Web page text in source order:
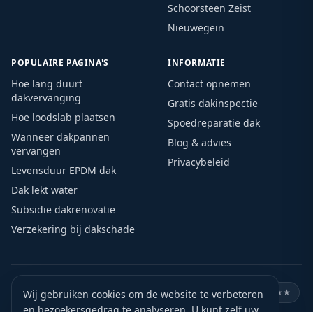
Schoorsteen Zeist
Nieuwegein
POPULAIRE PAGINA'S
Hoe lang duurt
dakvervanging
Hoe loodslab plaatsen
Wanneer dakpannen
vervangen
Levensduur EPDM dak
Dak lekt water
Subsidie dakrenovatie
Verzekering bij dakschade
INFORMATIE
Contact opnemen
Gratis dakinspectie
Spoedreparatie dak
Blog & advies
Privacybeleid
🏛️KVK geregistreerd 🛡️ VCA gecertificeerd ⭐Google ★★★★★
Wij gebruiken cookies om de website te verbeteren